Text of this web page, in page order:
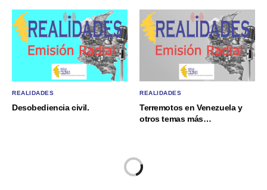
REALIDADES
Desobediencia civil.
REALIDADES
Terremotos en Venezuela y
otros temas más…